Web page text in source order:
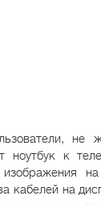
ноутбук к
изображения
кабелей на